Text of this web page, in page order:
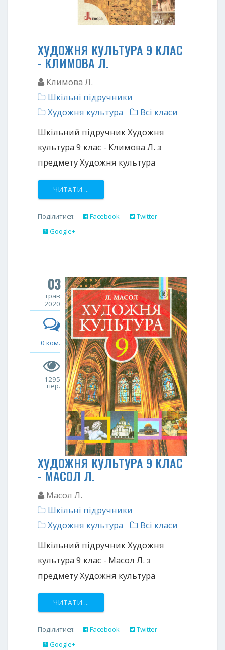
ХУДОЖНЯ КУЛЬТУРА 9 КЛАС
- КЛИМОВА Л.
Климова Л.
Шкільні підручники
Художня культура
Всі класи
Шкільний підручник Художня
культура 9 клас - Климова Л. з
предмету Художня культура
ЧИТАТИ ...
Поділитися: Facebook
Twitter
Google+
03
трав
2020
0 ком.
1295
пер.
ХУДОЖНЯ КУЛЬТУРА 9 КЛАС
- МАСОЛ Л.
Масол Л.
Шкільні підручники
Художня культура
Всі класи
Шкільний підручник Художня
культура 9 клас - Масол Л. з
предмету Художня культура
ЧИТАТИ ...
Поділитися: Facebook
Twitter
Google+